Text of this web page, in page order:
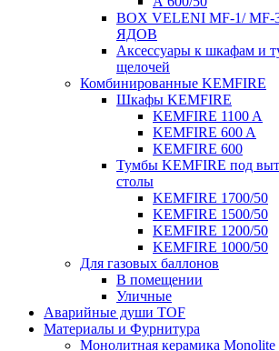
BOX VELENI MF-1/
ЯДОВ
Аксессуары к шкафам и
щелочей
Комбинированные KEMFIRE
Шкафы KEMFIRE
KEMFIRE 1100 A
KEMFIRE 600 A
KEMFIRE 600
Тумбы KEMFIRE под
столы
KEMFIRE 1700/50
KEMFIRE 1500/50
KEMFIRE 1200/50
KEMFIRE 1000/50
Для газовых баллонов
В помещении
Уличные
Аварийные души TOF
Материалы и Фурнитура
Монолитная керамика Monolite